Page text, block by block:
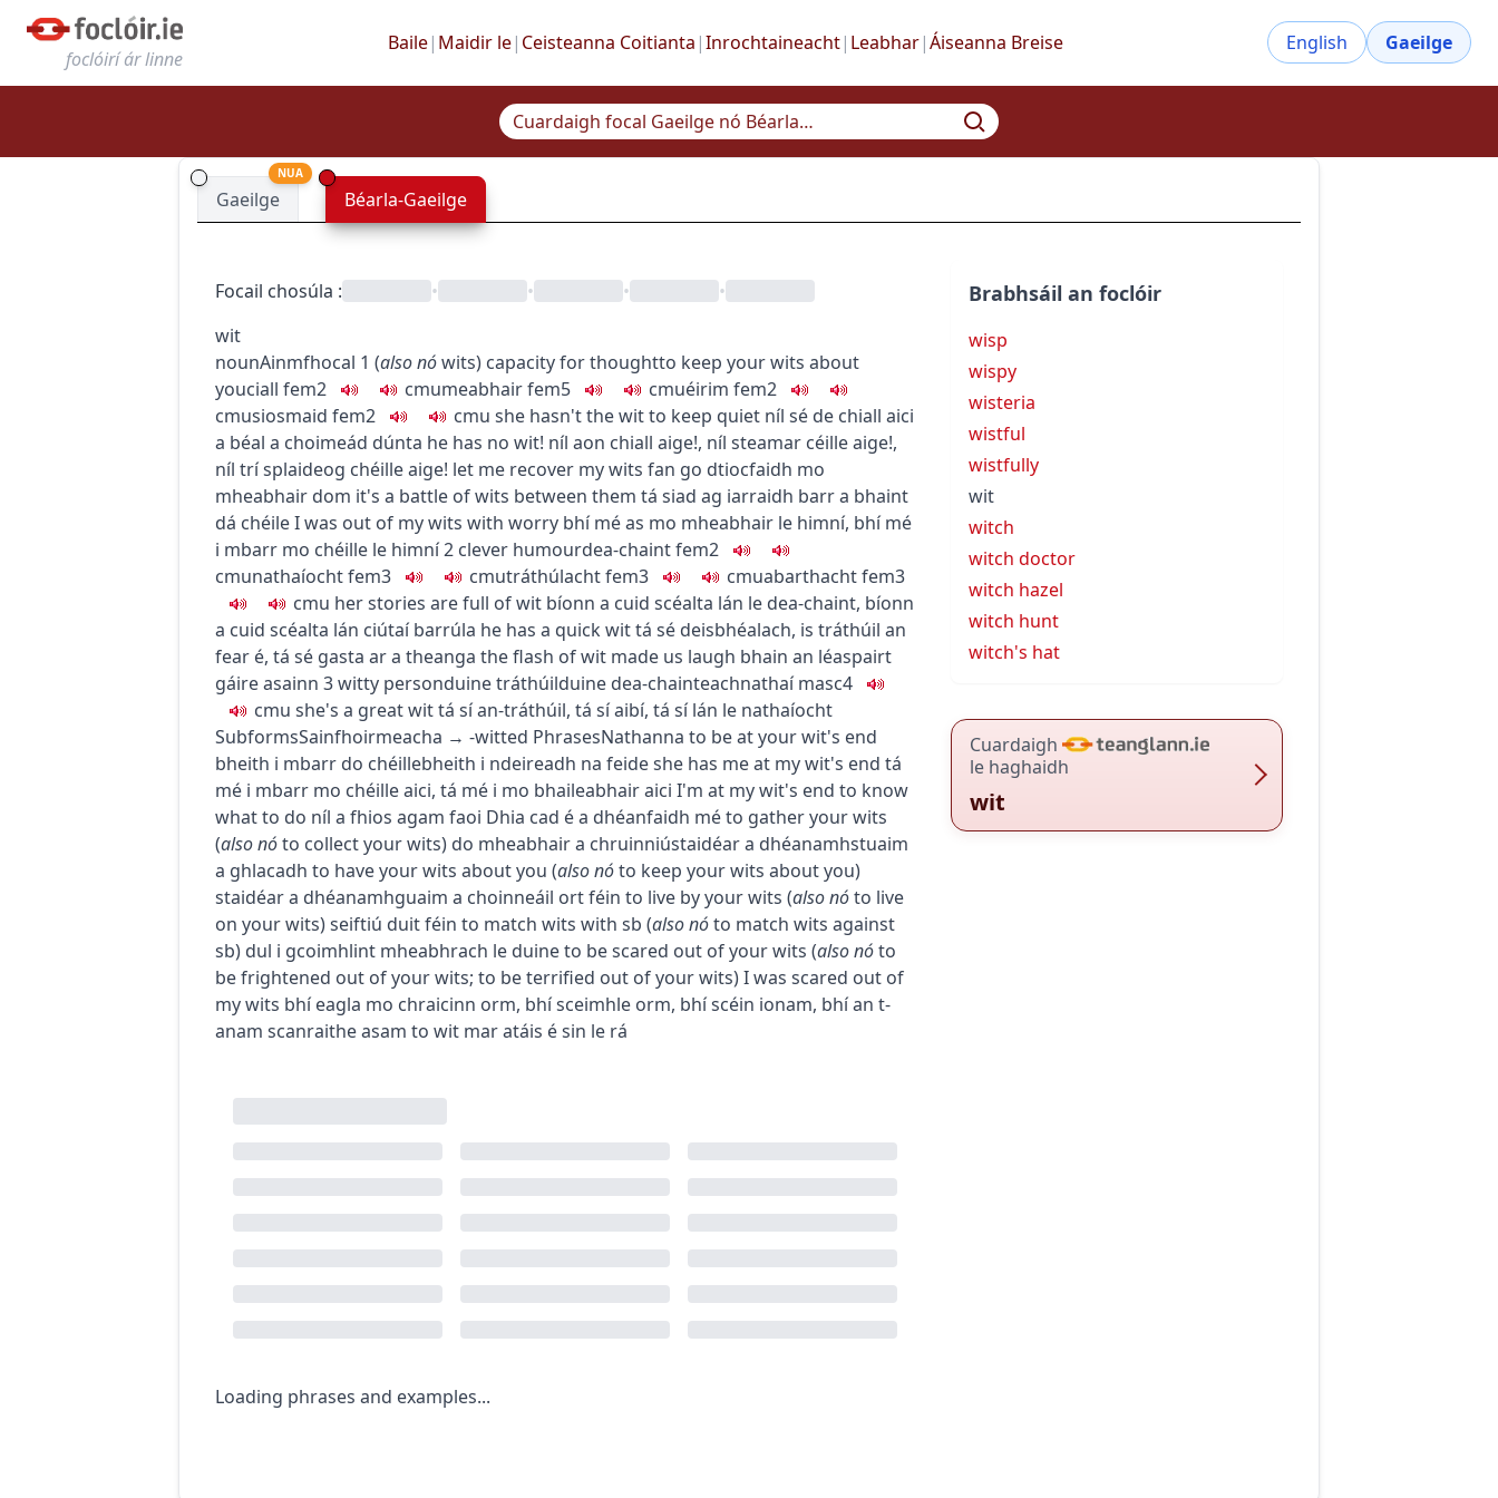
foclóirí ár linne
Baile| Maidir le| Ceisteanna Coitianta |Inrochtaineacht| Leabhar|Áiseanna Breise English Gaeilge
Gaeilge
NUA
Béarla-Gaeilge
Focail chosúla : • • •
•
wit
nounAinmfhocal 1 (alsonówits) capacity for thoughtto keep your wits about
youciall fem2 cmumeabhairfem5 cmuéirim fem2
cmusiosmaid fem2 cmu she hasn't the wit to keep quiet níl sé de chiall aici
a béal a choimeád dúnta he has no wit! níl aon chiall aige!, níl steamar céille aige!,
níl trí splaideog chéille aige! let me recover my wits fan go dtiocfaidh mo
mheabhair dom it's a battle of wits between them tá siad ag iarraidh barr a bhaint
dá chéileI was out of my wits with worry bhí mé as mo mheabhair le himní, bhí mé
i mbarr mo chéille le himní2 clever humourdea-chaintfem2
cmunathaíochtfem3 cmutráthúlachtfem3 cmuabarthachtfem3
cmu her stories are full of wit bíonn a cuid scéalta lán le dea-chaint, bíonn
a cuid scéalta lán ciútaí barrúla he has a quick wittá sé deisbhéalach, is tráthúil an
fear é, tá sé gasta ar a theanga the flash of wit made us laugh bhain an léaspairt
gáire asainn 3witty personduine tráthúilduine dea-chainteachnathaí masc4
cmu she's a great wittá sí an-tráthúil, tá sí aibí, tá sí lán le nathaíocht
SubformsSainfhoirmeacha → -witted PhrasesNathanna to be at your wit's end
bheith i mbarr do chéillebheith i ndeireadh na feideshe has me at my wit's end tá
mé i mbarr mo chéille aici, tá mé i mo bhaileabhair aici I'm at my wit's end to know
what to do níl a fhios agam faoi Dhia cad é a dhéanfaidh méto gather your wits
(alsonóto collect your wits) do mheabhair a chruinniústaidéar a dhéanamhstuaim
a ghlacadh to have your wits about you (alsonóto keep your wits about you)
staidéar a dhéanamhguaim a choinneáil ort féin to live by your wits (alsonóto live
on your wits)seiftiú duit féin to match wits with sb (alsonóto match wits against
sb) dul i gcoimhlint mheabhrach le duineto be scared out of your wits (alsonóto
be frightened out of your wits; to be terrified out of your wits)I was scared out of
my wits bhí eagla mo chraicinn orm, bhí sceimhle orm, bhí scéin ionam, bhí an t-
anam scanraithe asam to wit mar atáis é sin le rá
Loading phrases and examples...
Brabhsáil an foclóir
wisp
wispy
wisteria
wistful
wistfully
wit
witch
witch doctor
witch hazel
witch hunt
witch's hat
Cuardaigh
le haghaidh
wit